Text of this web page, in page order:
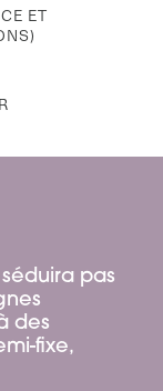
ET
pas
des
fixe,